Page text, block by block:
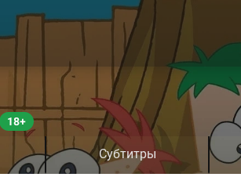
Субтитры